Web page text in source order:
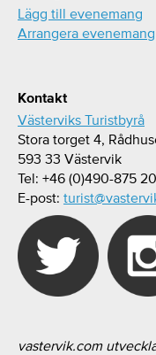
Lägg till evenemang
Arrangera evenemang
Kontakt
Västerviks Turistbyrå
Stora torget 4,
593 33 Västervik
Tel: +46 (0)490-875 20
E-post:
vastervik.com